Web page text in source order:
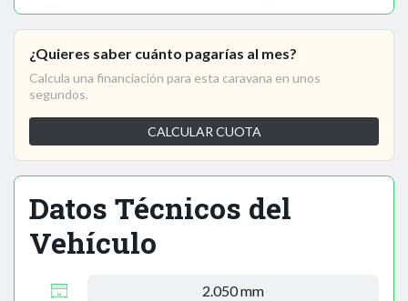
¿Quieres saber cuánto pagarías al mes?
Calcula una financiación para esta caravana en unos
segundos.
CALCULAR CUOTA
Datos Técnicos del
Vehículo
2.050 mm